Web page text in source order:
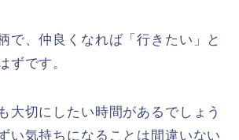
で、仲良くなれば「行きたい」と
ずです。
大切にしたい時間があるでしょう
い気持ちになることは間違いない